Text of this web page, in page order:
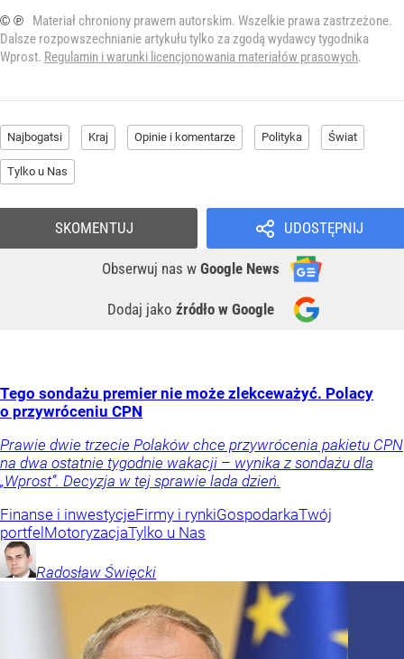
© ℗
Materiał chroniony prawem autorskim. Wszelkie prawa zastrzeżone.
Dalsze rozpowszechnianie artykułu tylko za zgodą wydawcy tygodnika
Wprost. Regulamin i warunki licencjonowania materiałów prasowych.
Najbogatsi Kraj Opinie i komentarze Polityka Świat
Tylko u Nas
UDOSTĘPNIJ
Obserwuj nas w Google News
Dodaj jako źródło w Google
SKOMENTUJ
Tego sondażu premier nie może zlekceważyć. Polacy
o przywróceniu CPN
Prawie dwie trzecie Polaków chce przywrócenia pakietu CPN
na dwa ostatnie tygodnie wakacji – wynika z sondażu dla
„Wprost”. Decyzja w tej sprawie lada dzień.
Finanse i inwestycjeFirmy i rynkiGospodarkaTwój
portfel MotoryzacjaTylko u Nas
Radosław Święcki